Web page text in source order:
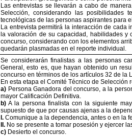
Las entrevistas se llevarán a cabo de
Selección, considerando las posibilidades
tecnológicas de las personas aspirantes para
La entrevista permitirá la interacción de cada
la valoración de su capacidad, habilidades
concurso, considerando con los elementos
quedarán plasmadas en el reporte individual.
Se considerarán finalistas a las personas
General, esto es, que hayan obtenido un
concurso en términos de los artículos 32 de la
En esta etapa el Comité Técnico de
a) Persona Ganadora del concurso, a la
mayor Calificación Definitiva.
b) A la persona finalista con la siguiente
supuesto de que por causas ajenas a la
I. Comunique a la dependencia, antes o en la
II. No se presente a tomar posesión y ejercer
c) Desierto el concurso.